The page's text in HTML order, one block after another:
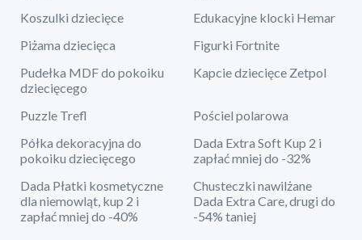
Koszulki dziecięce
Edukacyjne klocki Hemar
Piżama dziecięca
Figurki Fortnite
Pudełka MDF do pokoiku
dziecięcego
Kapcie dziecięce Zetpol
Puzzle Trefl
Pościel polarowa
Półka dekoracyjna do
pokoiku dziecięcego
Dada Extra Soft Kup 2 i
zapłać mniej do -32%
Dada Płatki kosmetyczne
dla niemowląt, kup 2 i
zapłać mniej do -40%
Chusteczki nawilżane
Dada Extra Care, drugi do
-54% taniej